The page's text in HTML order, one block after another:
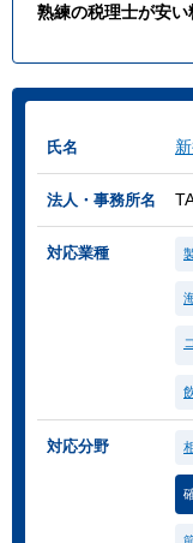
熟練の税理士が安い
氏名
法人・事務所名
対応業種
対応分野